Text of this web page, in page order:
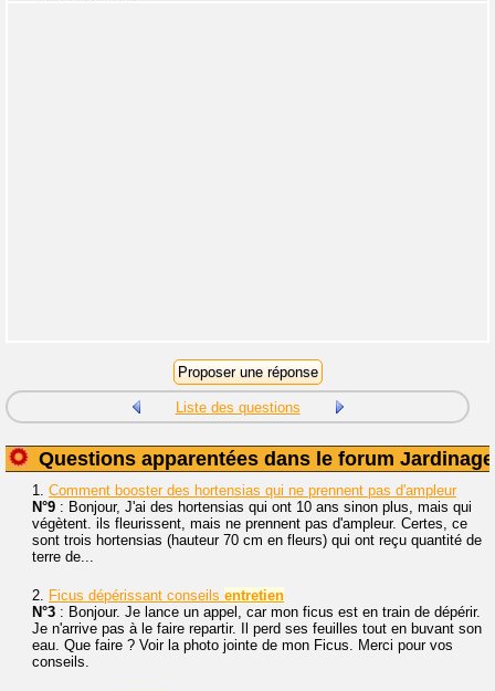
Liste des questions
Questions apparentées dans le forum Jardinage
1. Comment booster des hortensias qui ne prennent pas d'ampleur
N°9 : Bonjour, J'ai des hortensias qui ont 10 ans sinon plus, mais qui
végètent. ils fleurissent, mais ne prennent pas d'ampleur. Certes, ce
sont trois hortensias (hauteur 70 cm en fleurs) qui ont reçu quantité de
terre de...
2. Ficus dépérissant conseils entretien
N°3 : Bonjour. Je lance un appel, car mon ficus est en train de dépérir.
Je n'arrive pas à le faire repartir. Il perd ses feuilles tout en buvant son
eau. Que faire ? Voir la photo jointe de mon Ficus. Merci pour vos
conseils.